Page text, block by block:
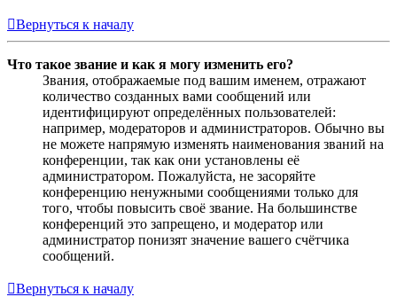
Вернуться к началу
Что такое звание и как я могу изменить его?
Звания, отображаемые под вашим именем, отражают
количество созданных вами сообщений или
идентифицируют определённых пользователей:
например, модераторов и администраторов. Обычно вы
не можете напрямую изменять наименования званий на
конференции, так как они установлены её
администратором. Пожалуйста, не засоряйте
конференцию ненужными сообщениями только для
того, чтобы повысить своё звание. На большинстве
конференций это запрещено, и модератор или
администратор понизят значение вашего счётчика
сообщений.
Вернуться к началу